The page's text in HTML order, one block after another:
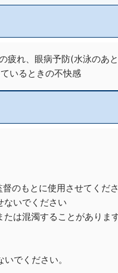
疲れ、眼病予防(水泳のあ
いるときの不快感
のもとに使用させてくださ
ないでください
は混濁することがあります
でください。